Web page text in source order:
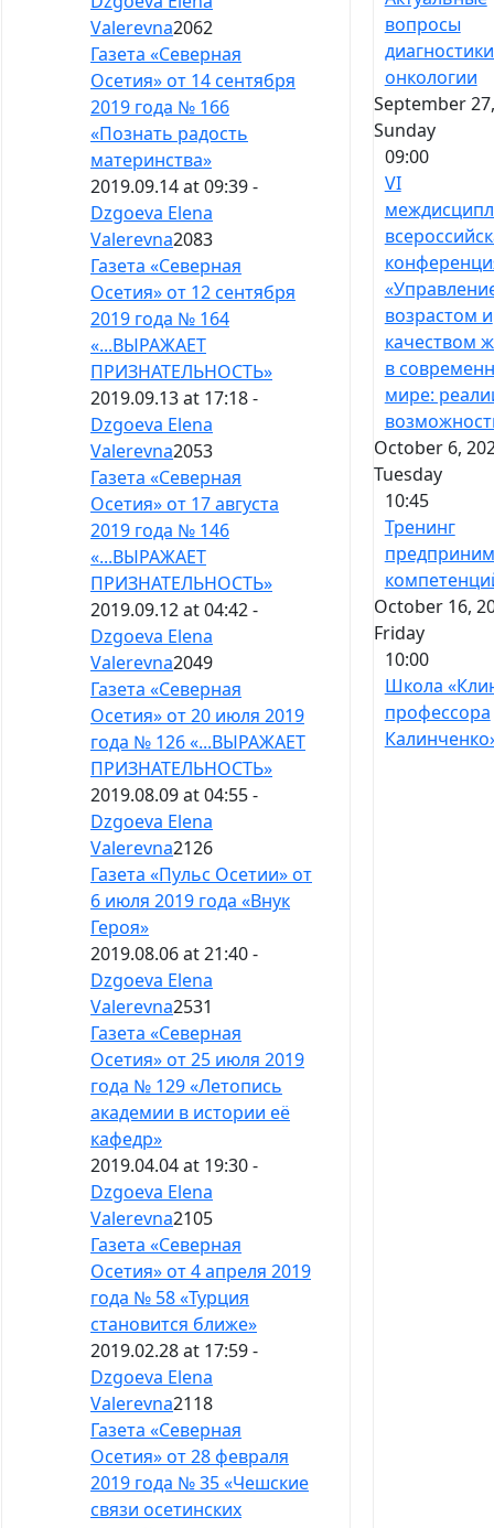
Valerevna2062
Газета «Северная
Осетия» от 14 сентября
2019 года № 166
«Познать радость
материнства»
2019.09.14 at 09:39 -
Dzgoeva Elena
Valerevna2083
Газета «Северная
Осетия» от 12 сентября
2019 года № 164
«...ВЫРАЖАЕТ
ПРИЗНАТЕЛЬНОСТЬ»
2019.09.13 at 17:18 -
Dzgoeva Elena
Valerevna2053
Газета «Северная
Осетия» от 17 августа
2019 года № 146
«...ВЫРАЖАЕТ
ПРИЗНАТЕЛЬНОСТЬ»
2019.09.12 at 04:42 -
Dzgoeva Elena
Valerevna2049
Газета «Северная
Осетия» от 20 июля 2019
года № 126 «...ВЫРАЖАЕТ
ПРИЗНАТЕЛЬНОСТЬ»
2019.08.09 at 04:55 -
Dzgoeva Elena
Valerevna2126
Газета «Пульс Осетии» от
6 июля 2019 года «Внук
Героя»
2019.08.06 at 21:40 -
Dzgoeva Elena
Valerevna2531
Газета «Северная
Осетия» от 25 июля 2019
года № 129 «Летопись
академии в истории её
кафедр»
2019.04.04 at 19:30 -
Dzgoeva Elena
Valerevna2105
Газета «Северная
Осетия» от 4 апреля 2019
года № 58 «Турция
становится ближе»
2019.02.28 at 17:59 -
Dzgoeva Elena
Valerevna2118
Газета «Северная
Осетия» от 28 февраля
2019 года № 35 «Чешские
связи осетинских
вопросы
онкологии
September
Sunday
09:00
VI
возрастом и
качеством
в
мире:
October 6,
Tuesday
10:45
Тренинг
October 16,
Friday
10:00
Школа
профессора